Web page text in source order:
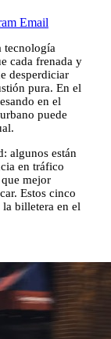
Email
tecnología
cada frenada y
desperdiciar
pura. En el
en el
puede
algunos están
en tráfico
mejor
Estos cinco
billetera en el